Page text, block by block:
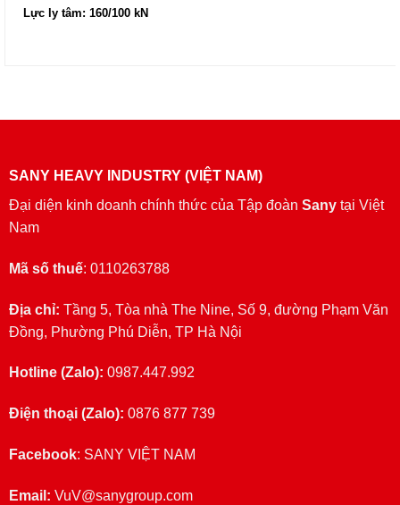
Lực ly tâm: 160/100 kN
SANY HEAVY INDUSTRY (VIỆT NAM)
Đại diện kinh doanh chính thức của Tập đoàn Sanytại Việt
Nam
Mã số thuế: 0110263788
Địa chỉ: Tầng 5, Tòa nhà The Nine, Số 9, đường Phạm Văn
Đồng, Phường Phú Diễn, TP Hà Nội
Hotline (Zalo): 0987.447.992
Điện thoại (Zalo): 0876 877 739
Facebook: SANY VIỆT NAM
Email: VuV@sanygroup.com